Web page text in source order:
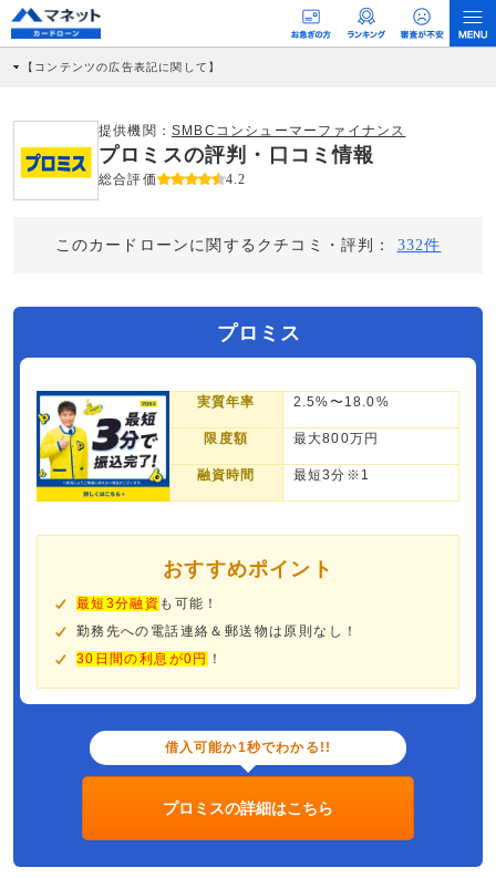
【コンテンツの広告表記に関して】
社に対して企業から紹介報酬が支払われるという収益モデルです。 ただし、特定の
商品を根拠なくPRするものではなく、当編集部の調査／ユーザーへの口コミ収集な
どに基づき、公平性を担保した情報提供を行っています。
>提携企業一覧
提供機関： SMBCコンシューマーファイナンス
プロミスの評判・口コミ情報
総合評価 4.2
このカードローンに関するクチコミ・評判： 332件
プロミス
実質年率 2.5%〜18.0%
限度額 最大800万円
融資時間 最短3分※1
おすすめポイント
最短3分融資 も可能！
勤務先への電話連絡＆郵送物は原則なし！
30日間の利息が0円
！
借入可能か1秒でわかる!!
プロミスの詳細はこちら